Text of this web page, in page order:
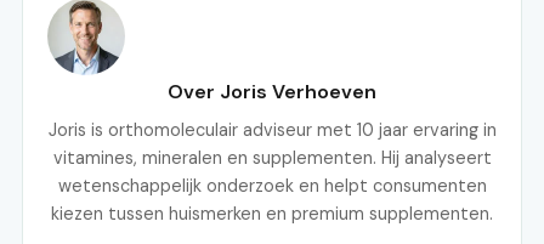
Over Joris Verhoeven
Joris is orthomoleculair adviseur met 10 jaar ervaring in
vitamines, mineralen en supplementen. Hij analyseert
wetenschappelijk onderzoek en helpt consumenten
kiezen tussen huismerken en premium supplementen.